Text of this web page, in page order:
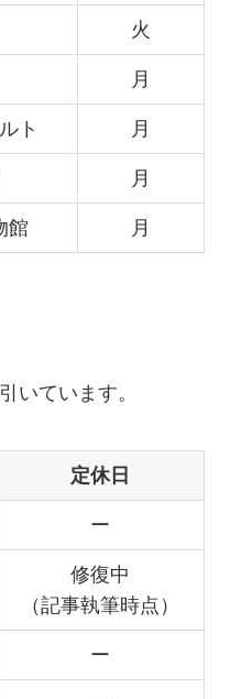
火
月
ト 月
月
館 月
いています。
定休日
ー
修復中
（記事執筆時点）
ー